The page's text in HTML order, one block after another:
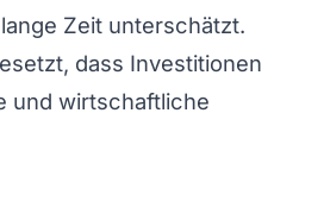
Zeit unterschätzt.
dass Investitionen
und wirtschaftliche